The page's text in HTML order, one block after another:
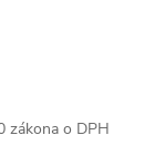
zákona o DPH